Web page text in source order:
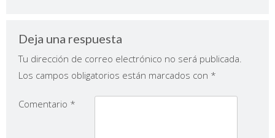
Deja una respuesta
Tu dirección de correo electrónico no será publicada.
Los campos obligatorios están marcados con *
Comentario *